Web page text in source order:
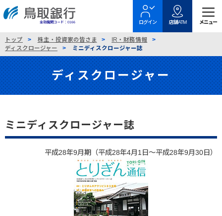
金融機関コード：0166
トップ 株主・投資家の皆さま
IR・財務情報
ディスクロージャー
ミニディスクロージャー誌
ディスクロージャー
ミニディスクロージャー誌
平成28年9月期（平成28年4月1日〜平成28年9月30日）